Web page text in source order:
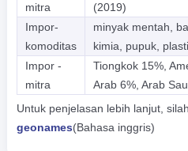
mitra
(2019)
Impor-
komoditas
minyak mentah,
kimia, pupuk,
Impor -
mitra
Tiongkok 15%,
Arab 6%, Arab
Untuk penjelasan lebih lanjut,
geonames(Bahasa inggris)